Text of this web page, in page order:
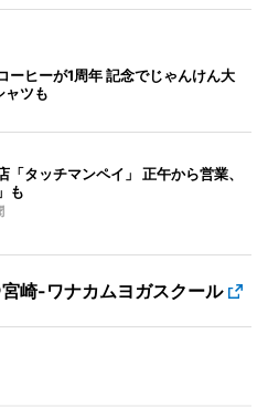
ーヒーが1周年 記念でじゃんけん大
ャツも
「タッチマンペイ」 正午から営業、
も
崎-ワナカムヨガスクール